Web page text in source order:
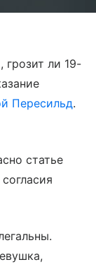
ли 19-
Пересильд.
статье